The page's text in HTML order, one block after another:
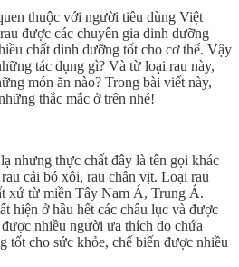
thuộc với người tiêu dùng Việt
được các chuyên gia dinh dưỡng
chất dinh dưỡng tốt cho cơ thể. Vậy
tác dụng gì? Và từ loại rau này,
món ăn nào? Trong bài viết này,
thắc mắc ở trên nhé!
nhưng thực chất đây là tên gọi khác
cải bó xôi, rau chân vịt. Loại rau
xứ từ miền Tây Nam Á, Trung Á.
hiện ở hầu hết các châu lục và được
nhiều người ưa thích do chứa
tốt cho sức khỏe, chế biến được nhiều